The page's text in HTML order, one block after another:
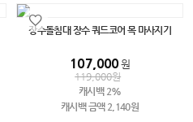
장수돌침대 장수 쿼드코어 목 마사지기
107,000원
119,000원
캐시백 2%
캐시백 금액 2,140원